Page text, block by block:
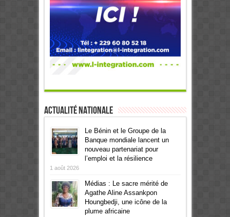
Actualité Nationale
Le Bénin et le Groupe de la
Banque mondiale lancent un
nouveau partenariat pour
l’emploi et la résilience
1 août 2026
Médias : Le sacre mérité de
Agathe Aline Assankpon
Houngbedji, une icône de la
plume africaine